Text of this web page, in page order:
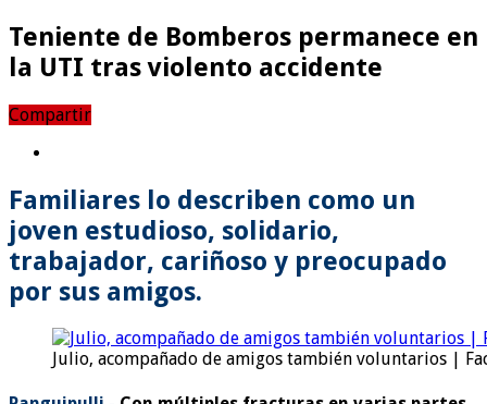
Teniente de Bomberos permanece en
la UTI tras violento accidente
Compartir
Familiares lo describen como un
joven estudioso, solidario,
trabajador, cariñoso y preocupado
por sus amigos.
Julio, acompañado de amigos también voluntarios |